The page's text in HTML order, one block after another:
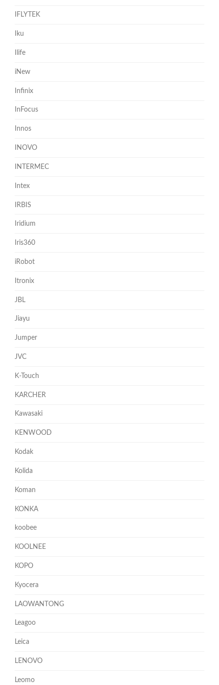
IFLYTEK
Iku
Ilife
iNew
Infinix
InFocus
Innos
INOVO
INTERMEC
Intex
IRBIS
Iridium
Iris360
iRobot
Itronix
JBL
Jiayu
Jumper
JVC
K-Touch
KARCHER
Kawasaki
KENWOOD
Kodak
Kolida
Koman
KONKA
koobee
KOOLNEE
KOPO
Kyocera
LAOWANTONG
Leagoo
Leica
LENOVO
Leomo